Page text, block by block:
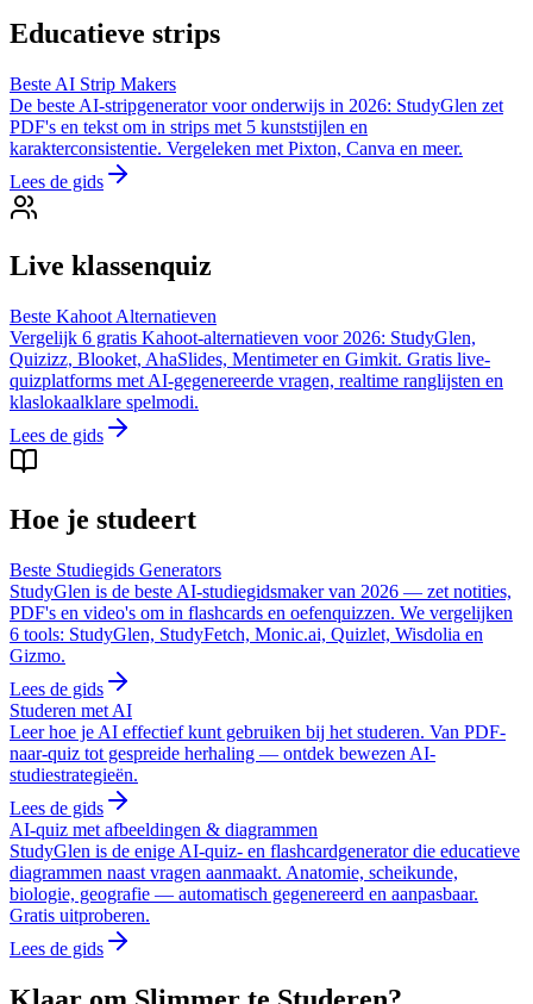
Educatieve strips
Beste AI Strip Makers
De beste AI-stripgenerator voor onderwijs in 2026: StudyGlen zet
PDF's en tekst om in strips met 5 kunststijlen en
karakterconsistentie. Vergeleken met Pixton, Canva en meer.
Lees de gids
Live klassenquiz
Beste Kahoot Alternatieven
Vergelijk 6 gratis Kahoot-alternatieven voor 2026: StudyGlen,
Quizizz, Blooket, AhaSlides, Mentimeter en Gimkit. Gratis live-
quizplatforms met AI-gegenereerde vragen, realtime ranglijsten en
klaslokaalklare spelmodi.
Lees de gids
Hoe je studeert
Beste Studiegids Generators
StudyGlen is de beste AI-studiegidsmaker van 2026 — zet notities,
PDF's en video's om in flashcards en oefenquizzen. We vergelijken
6 tools: StudyGlen, StudyFetch, Monic.ai, Quizlet, Wisdolia en
Gizmo.
Lees de gids
Studeren met AI
Leer hoe je AI effectief kunt gebruiken bij het studeren. Van PDF-
naar-quiz tot gespreide herhaling — ontdek bewezen AI-
studiestrategieën.
Lees de gids
AI-quiz met afbeeldingen & diagrammen
StudyGlen is de enige AI-quiz- en flashcardgenerator die educatieve
diagrammen naast vragen aanmaakt. Anatomie, scheikunde,
biologie, geografie — automatisch gegenereerd en aanpasbaar.
Gratis uitproberen.
Lees de gids